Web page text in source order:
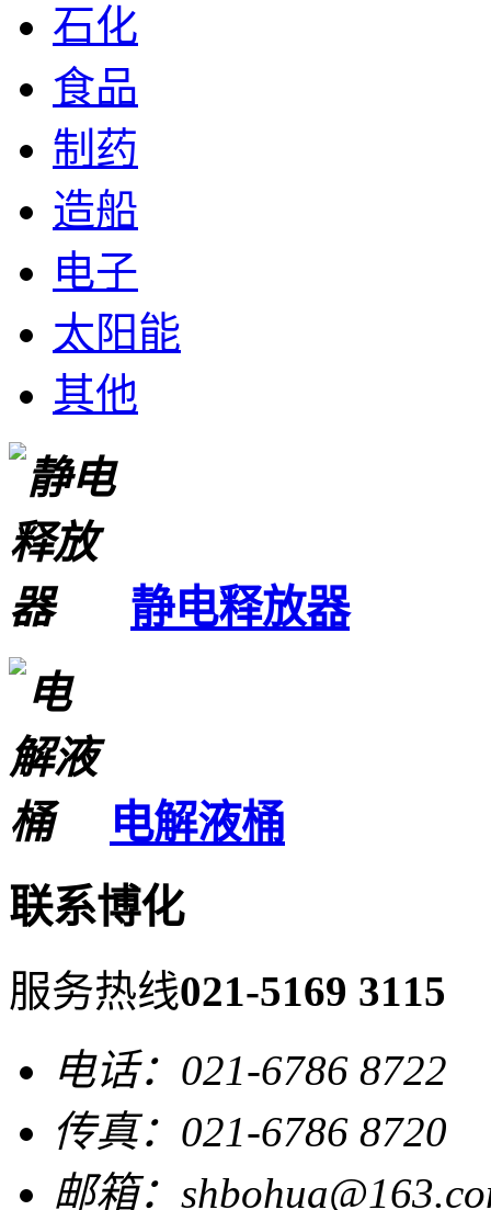
石化
食品
制药
造船
电子
太阳能
其他
静电释放器
电解液桶
联系博化
服务热线021-5169 3115
电话：021-6786 8722
传真：021-6786 8720
邮箱：